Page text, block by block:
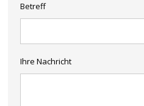
Betreff
Ihre Nachricht